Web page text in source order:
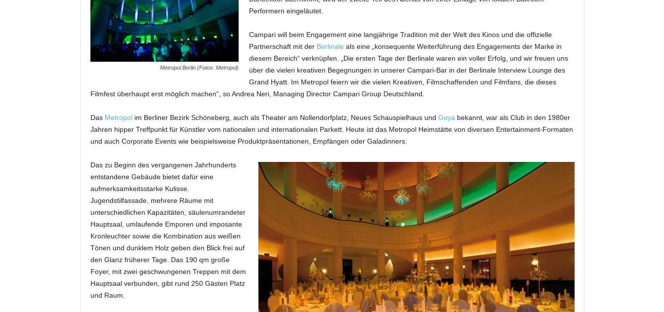
Metropol Berlin (Fotos: Metropol)
Performern eingeläutet.
Campari will beim Engagement eine langjährige Tradition mit der Welt des Kinos und die offizielle
Partnerschaft mit der Berlinale als eine „konsequente Weiterführung des Engagements der Marke in
diesem Bereich“ verknüpfen. „Die ersten Tage der Berlinale waren ein voller Erfolg, und wir freuen uns
über die vielen kreativen Begegnungen in unserer Campari-Bar in der Berlinale Interview Lounge des
Grand Hyatt. Im Metropol feiern wir die vielen Kreativen, Filmschaffenden und Filmfans, die dieses
Filmfest überhaupt erst möglich machen“, so Andrea Neri, Managing Director Campari Group Deutschland.
Das Metropolim Berliner Bezirk Schöneberg, auch als Theater am Nollendorfplatz, Neues Schauspielhaus und Goya bekannt, war als Club in den 1980er
Jahren hipper Treffpunkt für Künstler vom nationalen und internationalen Parkett. Heute ist das Metropol Heimstätte von diversen Entertainment-Formaten
und auch Corporate Events wie beispielsweise Produktpräsentationen, Empfängen oder Galadinners.
Das zu Beginn des vergangenen Jahrhunderts
entstandene Gebäude bietet dafür eine
aufmerksamkeitsstarke Kulisse.
Jugendstilfassade, mehrere Räume mit
unterschiedlichen Kapazitäten, säulenumrandeter
Hauptsaal, umlaufende Emporen und imposante
Kronleuchter sowie die Kombination aus weißen
Tönen und dunklem Holz geben den Blick frei auf
den Glanz früherer Tage. Das 190 qm große
Foyer, mit zwei geschwungenen Treppen mit dem
Hauptsaal verbunden, gibt rund 250 Gästen Platz
und Raum.